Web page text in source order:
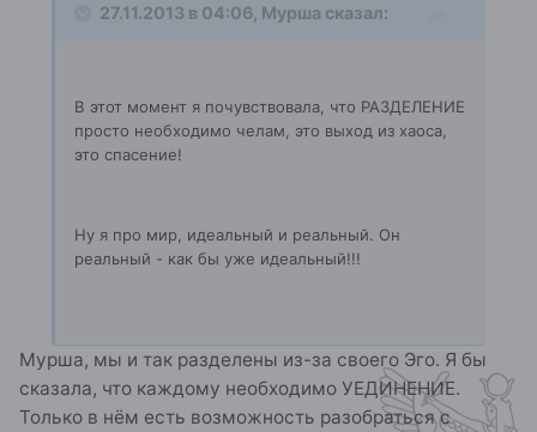
27.11.2013 в 04:06, Мурша сказал:
В этот момент я почувствовала, что РАЗДЕЛЕНИЕ
просто необходимо челам, это выход из хаоса,
это спасение!
Ну я про мир, идеальный и реальный. Он
реальный - как бы уже идеальный!!!
Мурша, мы и так разделены из-за своего Эго. Я бы
сказала, что каждому необходимо УЕДИНЕНИЕ.
Только в нём есть возможность разобраться с